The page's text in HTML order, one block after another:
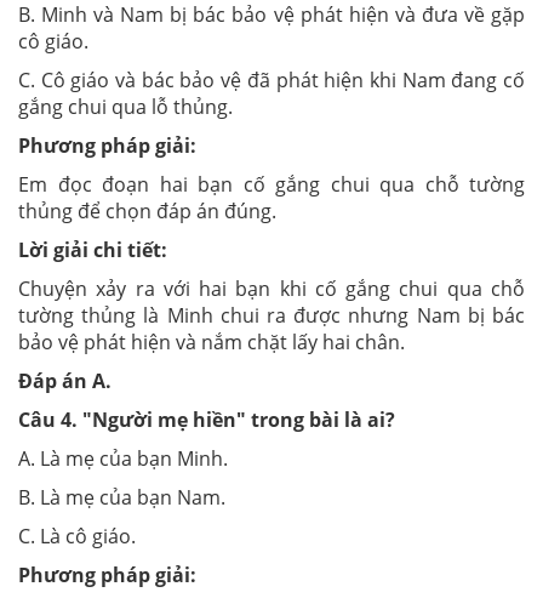
B. Minh và Nam bị bác bảo vệ phát hiện và đưa về gặp
cô giáo.
C. Cô giáo và bác bảo vệ đã phát hiện khi Nam đang cố
gắng chui qua lỗ thủng.
Phương pháp giải:
Em đọc đoạn hai bạn cố gắng chui qua chỗ tường
thủng để chọn đáp án đúng.
Lời giải chi tiết:
Chuyện xảy ra với hai bạn khi cố gắng chui qua chỗ
tường thủng là Minh chui ra được nhưng Nam bị bác
bảo vệ phát hiện và nắm chặt lấy hai chân.
Đáp án A.
Câu 4. "Người mẹ hiền" trong bài là ai?
A. Là mẹ của bạn Minh.
B. Là mẹ của bạn Nam.
C. Là cô giáo.
Phương pháp giải: